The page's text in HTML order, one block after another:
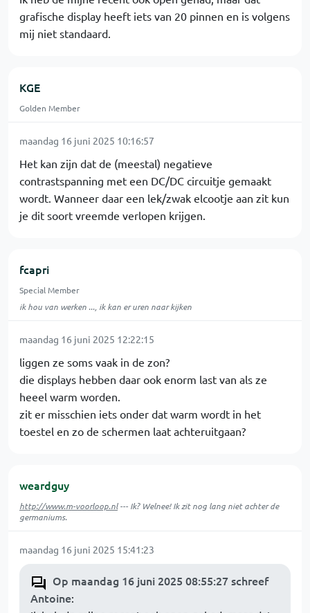
grafische display heeft iets van 20 pinnen en is volgens
mij niet standaard.
KGE
Golden Member
maandag 16 juni 2025 10:16:57
Het kan zijn dat de (meestal) negatieve
contrastspanning met een DC/DC circuitje gemaakt
wordt. Wanneer daar een lek/zwak elcootje aan zit kun
je dit soort vreemde verlopen krijgen.
fcapri
Special Member
ik hou van werken ..., ik kan er uren naar kijken
maandag 16 juni 2025 12:22:15
liggen ze soms vaak in de zon?
die displays hebben daar ook enorm last van als ze
heeel warm worden.
zit er misschien iets onder dat warm wordt in het
toestel en zo de schermen laat achteruitgaan?
weardguy
http://www.m-voorloop.nl--- Ik? Welnee! Ik zit nog lang niet achter de
germaniums.
maandag 16 juni 2025 15:41:23
Op maandag 16 juni 2025 08:55:27 schreef
Antoine: